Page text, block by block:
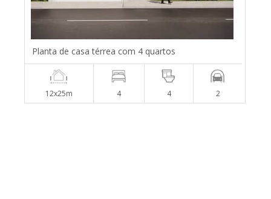
Planta de casa térrea com 4 quartos
12x25m 4 4 2